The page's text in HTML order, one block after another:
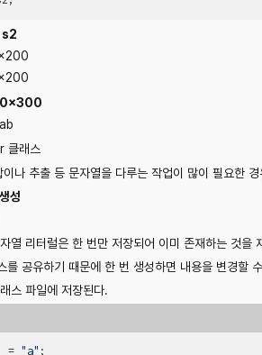
s2
0x300
ab
래스
나 추출 등 문자열을 다루는 작업이 많이 필요한 경
성
리터럴은 한 번만 저장되어 이미 존재하는 것을
공유하기 때문에 한 번 생성하면 내용을 변경할
스 파일에 저장된다.
= "a" ;